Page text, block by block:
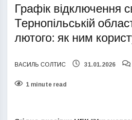
Графік відключення
Тернопільській
лютого: як ним
ВАСИЛЬ СОЛТИС 31.01.2026
1 minute read